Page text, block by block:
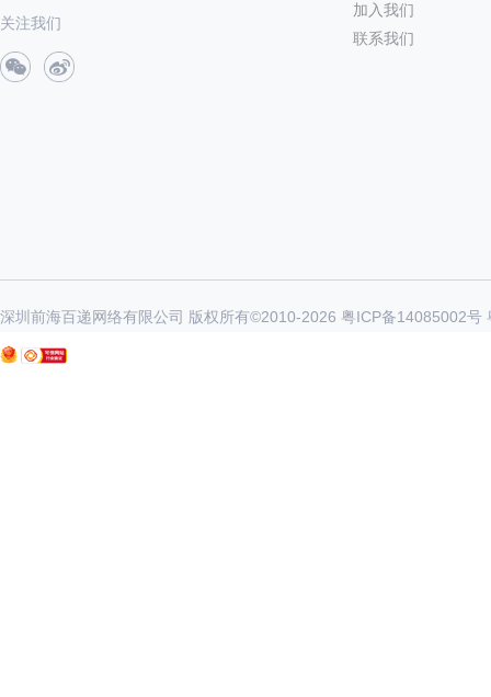
关注我们
加入我们
联系我们
深圳前海百递网络有限公司 版权所有©2010-2026 粤ICP备14085002号